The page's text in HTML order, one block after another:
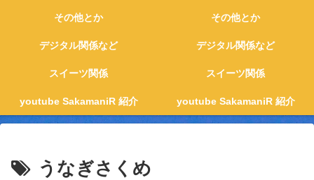
その他とか その他とか
デジタル関係など デジタル関係など
スイーツ関係 スイーツ関係
youtube SakamaniR 紹介 youtube SakamaniR 紹介
うなぎさくめ